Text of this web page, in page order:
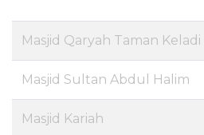
Masjid Qaryah Taman Keladi
Masjid Sultan Abdul Halim
Masjid Kariah